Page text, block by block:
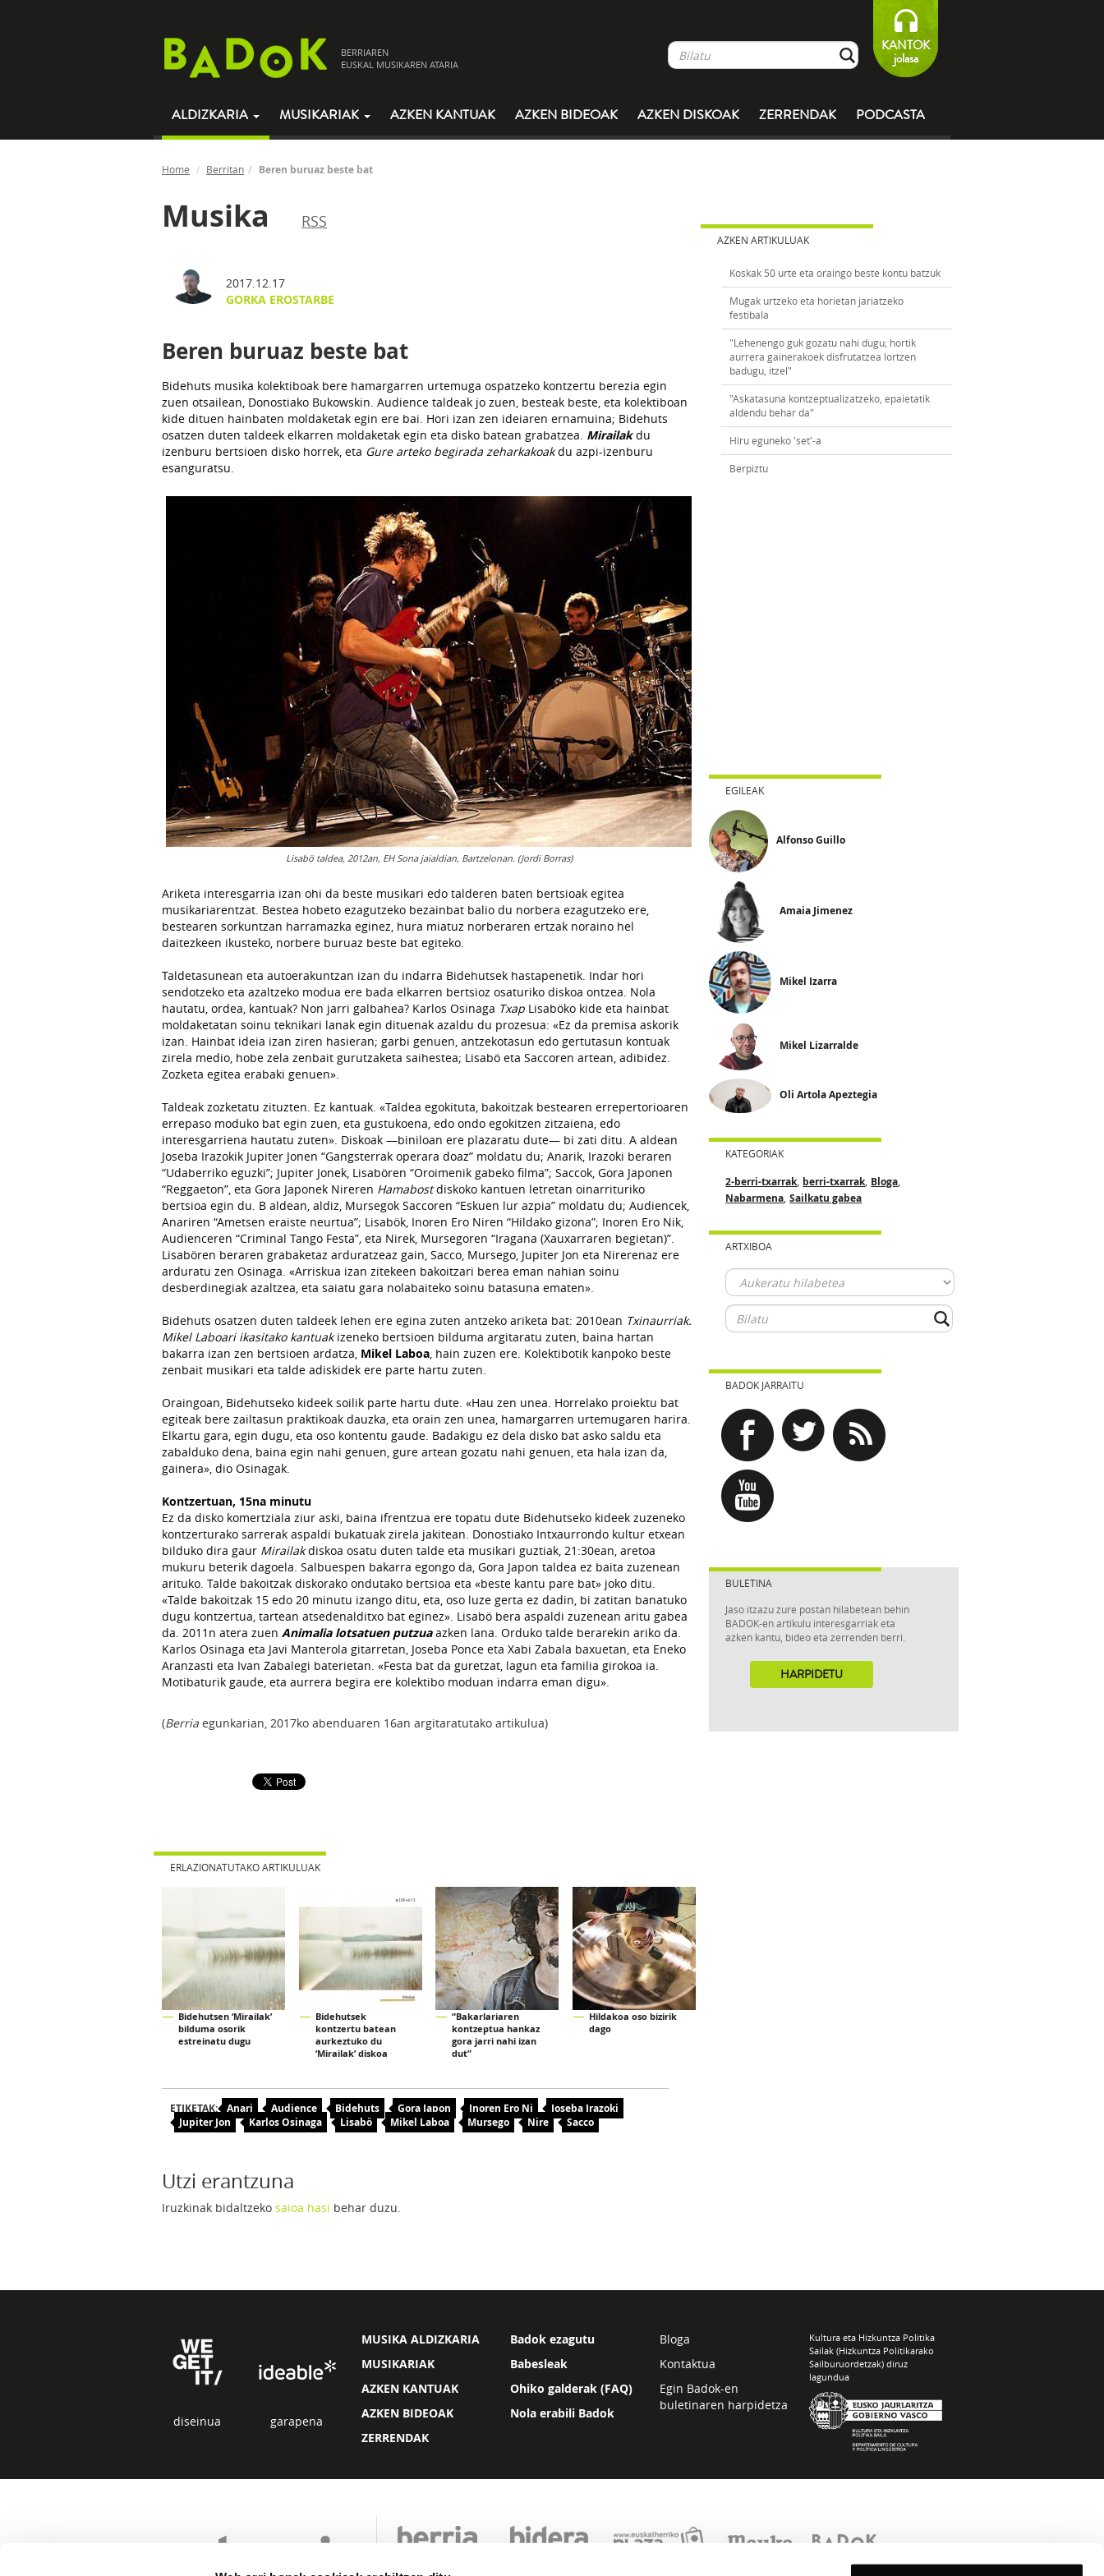
BERRIAREN
EUSKAL MUSIKAREN ATARIA
KANTOK
jolasa
ALDIZKARIA MUSIKARIAK AZKEN KANTUAK AZKEN BIDEOAK AZKEN DISKOAK ZERRENDAK PODCASTA
Home Berritan Beren buruaz beste bat
Musika RSS
2017.12.17
GORKA EROSTARBE
Beren buruaz beste bat
Bidehuts musika kolektiboak bere hamargarren urtemuga ospatzeko kontzertu berezia egin
zuen otsailean, Donostiako Bukowskin. Audience taldeak jo zuen, besteak beste, eta kolektiboan
kide dituen hainbaten moldaketak egin ere bai. Hori izan zen ideiaren ernamuina; Bidehuts
osatzen duten taldeek elkarren moldaketak egin eta disko batean grabatzea. Mirailakdu
izenburu bertsioen disko horrek, eta Gure arteko begirada zeharkakoakdu azpi-izenburu
esanguratsu.
Lisabö taldea, 2012an, EH Sona jaialdian, Bartzelonan. (Jordi Borras)
Ariketa interesgarria izan ohi da beste musikari edo talderen baten bertsioak egitea
musikariarentzat. Bestea hobeto ezagutzeko bezainbat balio du norbera ezagutzeko ere,
bestearen sorkuntzan harramazka eginez, hura miatuz norberaren ertzak noraino hel
daitezkeen ikusteko, norbere buruaz beste bat egiteko.
Taldetasunean eta autoerakuntzan izan du indarra Bidehutsek hastapenetik. Indar hori
sendotzeko eta azaltzeko modua ere bada elkarren bertsioz osaturiko diskoa ontzea. Nola
hautatu, ordea, kantuak? Non jarri galbahea? Karlos Osinaga Txap Lisaböko kide eta hainbat
moldaketatan soinu teknikari lanak egin dituenak azaldu du prozesua: «Ez da premisa askorik
izan. Hainbat ideia izan ziren hasieran; garbi genuen, antzekotasun edo gertutasun kontuak
zirela medio, hobe zela zenbait gurutzaketa saihestea; Lisabö eta Saccoren artean, adibidez.
Zozketa egitea erabaki genuen».
Taldeak zozketatu zituzten. Ez kantuak. «Taldea egokituta, bakoitzak bestearen errepertorioaren
errepaso moduko bat egin zuen, eta gustukoena, edo ondo egokitzen zitzaiena, edo
interesgarriena hautatu zuten». Diskoak —biniloan ere plazaratu dute— bi zati ditu. A aldean
Joseba Irazokik Jupiter Jonen “Gangsterrak operara doaz” moldatu du; Anarik, Irazoki beraren
“Udaberriko eguzki”; Jupiter Jonek, Lisabören “Oroimenik gabeko filma”; Saccok, Gora Japonen
“Reggaeton”, eta Gora Japonek Nireren Hamabostdiskoko kantuen letretan oinarrituriko
bertsioa egin du. B aldean, aldiz, Mursegok Saccoren “Eskuen lur azpia” moldatu du; Audiencek,
Anariren “Ametsen eraiste neurtua”; Lisabök, Inoren Ero Niren “Hildako gizona”; Inoren Ero Nik,
Audienceren “Criminal Tango Festa”, eta Nirek, Mursegoren “Iragana (Xauxarraren begietan)”.
Lisabören beraren grabaketaz arduratzeaz gain, Sacco, Mursego, Jupiter Jon eta Nirerenaz ere
arduratu zen Osinaga. «Arriskua izan zitekeen bakoitzari berea eman nahian soinu
desberdinegiak azaltzea, eta saiatu gara nolabaiteko soinu batasuna ematen».
Bidehuts osatzen duten taldeek lehen ere egina zuten antzeko ariketa bat: 2010ean Txinaurriak.
Mikel Laboari ikasitako kantuakizeneko bertsioen bilduma argitaratu zuten, baina hartan
bakarra izan zen bertsioen ardatza, Mikel Laboa, hain zuzen ere. Kolektibotik kanpoko beste
zenbait musikari eta talde adiskidek ere parte hartu zuten.
Oraingoan, Bidehutseko kideek soilik parte hartu dute. «Hau zen unea. Horrelako proiektu bat
egiteak bere zailtasun praktikoak dauzka, eta orain zen unea, hamargarren urtemugaren harira.
Elkartu gara, egin dugu, eta oso kontentu gaude. Badakigu ez dela disko bat asko saldu eta
zabalduko dena, baina egin nahi genuen, gure artean gozatu nahi genuen, eta hala izan da,
gainera», dio Osinagak.
Kontzertuan, 15na minutu
Ez da disko komertziala ziur aski, baina ifrentzua ere topatu dute Bidehutseko kideek zuzeneko
kontzerturako sarrerak aspaldi bukatuak zirela jakitean. Donostiako Intxaurrondo kultur etxean
bilduko dira gaur Mirailakdiskoa osatu duten talde eta musikari guztiak, 21:30ean, aretoa
mukuru beterik dagoela. Salbuespen bakarra egongo da, Gora Japon taldea ez baita zuzenean
arituko. Talde bakoitzak diskorako ondutako bertsioa eta «beste kantu pare bat» joko ditu.
«Talde bakoitzak 15 edo 20 minutu izango ditu, eta, oso luze gerta ez dadin, bi zatitan banatuko
dugu kontzertua, tartean atsedenalditxo bat eginez». Lisabö bera aspaldi zuzenean aritu gabea
da. 2011n atera zuen Animalia lotsatuen putzua azken lana. Orduko talde berarekin ariko da.
Karlos Osinaga eta Javi Manterola gitarretan, Joseba Ponce eta Xabi Zabala baxuetan, eta Eneko
Aranzasti eta Ivan Zabalegi baterietan. «Festa bat da guretzat, lagun eta familia girokoa ia.
Motibaturik gaude, eta aurrera begira ere kolektibo moduan indarra eman digu».
(Berria egunkarian, 2017ko abenduaren 16an argitaratutako artikulua)
ERLAZIONATUTAKO ARTIKULUAK
Bidehutsen ‘Mirailak’
bilduma osorik
estreinatu dugu
Bidehutsek
kontzertu batean
aurkeztuko du
‘Mirailak’ diskoa
“Bakarlariaren
kontzeptua hankaz
gora jarri nahi izan
dut”
Hildakoa oso bizirik
dago
ETIKETAK: Anari Audience Bidehuts Gora Japon Inoren Ero Ni
Joseba Irazoki
Jupiter Jon
Karlos Osinaga Lisabö Mikel Laboa Mursego Nire Sacco
Utzi erantzuna
Iruzkinak bidaltzeko saioa hasi behar duzu.
AZKEN ARTIKULUAK
Koskak 50 urte eta oraingo beste kontu batzuk
Mugak urtzeko eta horietan jariatzeko
festibala
"Lehenengo guk gozatu nahi dugu; hortik
aurrera gainerakoek disfrutatzea lortzen
badugu, itzel"
"Askatasuna kontzeptualizatzeko, epaietatik
aldendu behar da"
Hiru eguneko 'set'-a
Berpiztu
EGILEAK
Alfonso Guillo
Amaia Jimenez
Mikel Izarra
Mikel Lizarralde
Oli Artola Apeztegia
KATEGORIAK
2-berri-txarrak, berri-txarrak, Bloga,
Nabarmena,Sailkatu gabea
ARTXIBOA
BADOK JARRAITU
BULETINA
Jaso itzazu zure postan hilabetean behin
BADOK-en artikulu interesgarriak eta
azken kantu, bideo eta zerrenden berri.
HARPIDETU
diseinua garapena
MUSIKA ALDIZKARIA
MUSIKARIAK
AZKEN KANTUAK
AZKEN BIDEOAK
ZERRENDAK
Badok ezagutu
Babesleak
Ohiko galderak (FAQ)
Nola erabili Badok
Bloga
Kontaktua
Egin Badok-en
buletinaren harpidetza
Kultura eta Hizkuntza Politika
Sailak (Hizkuntza Politikarako
Sailburuordetzak) diruz
lagundua